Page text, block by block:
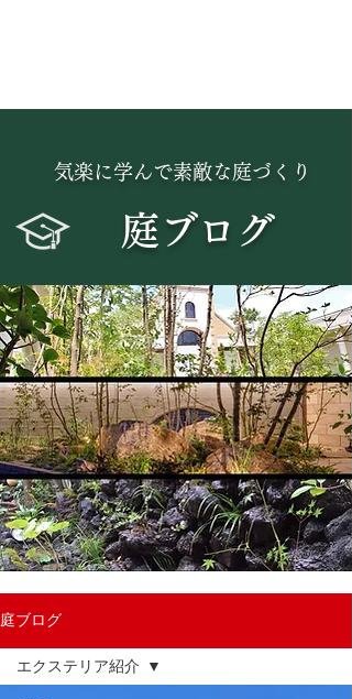
気楽に学んで素敵な庭づくり
庭ブログ
庭ブログ
エクステリア紹介